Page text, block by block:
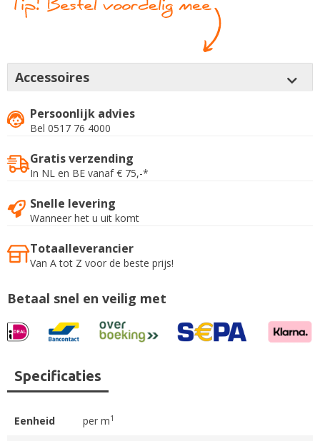
Accessoires
Persoonlijk advies
Bel 0517 76 4000
Gratis verzending
In NL en BE vanaf € 75,-*
Snelle levering
Wanneer het u uit komt
Totaalleverancier
Van A tot Z voor de beste prijs!
Betaal snel en veilig met
Specificaties
Eenheid per m1